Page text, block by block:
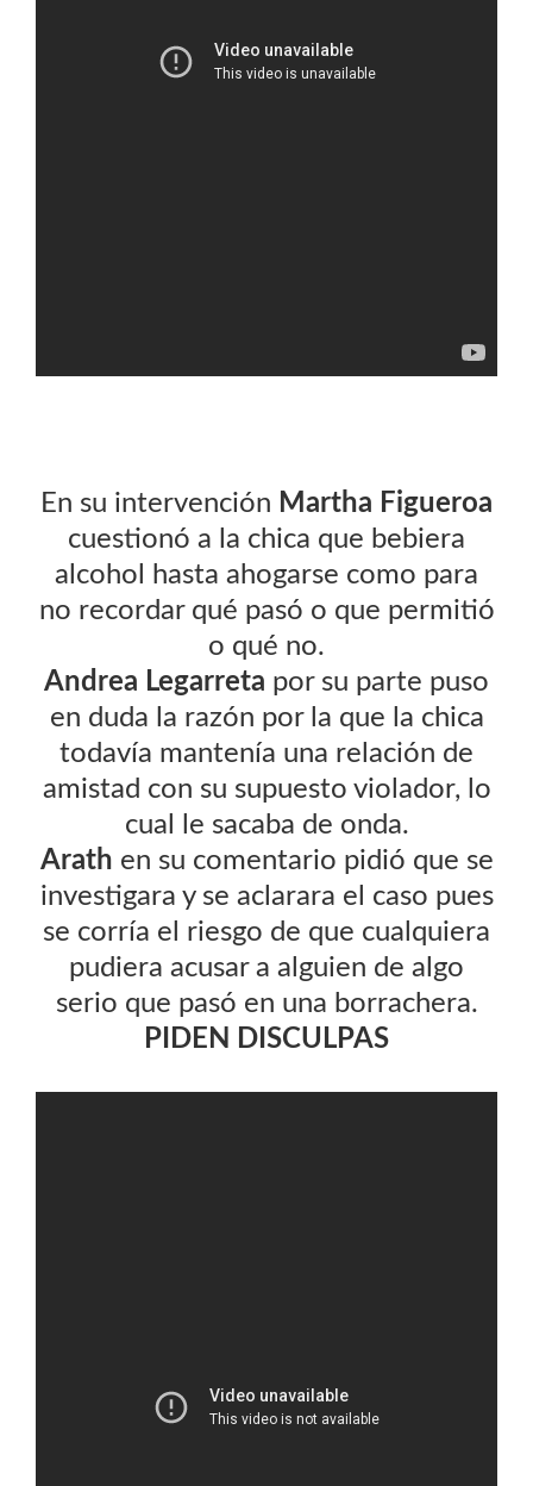
En su intervención Martha Figueroa
cuestionó a la chica que bebiera
alcohol hasta ahogarse como para
no recordar qué pasó o que permitió
o qué no.
Andrea Legarreta por su parte puso
en duda la razón por la que la chica
todavía mantenía una relación de
amistad con su supuesto violador, lo
cual le sacaba de onda.
Arath en su comentario pidió que se
investigara y se aclarara el caso pues
se corría el riesgo de que cualquiera
pudiera acusar a alguien de algo
serio que pasó en una borrachera.
PIDEN DISCULPAS